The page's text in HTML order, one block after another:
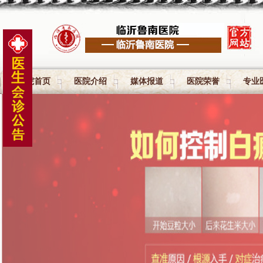
医院首页 医院介绍 媒体报道 医院荣誉 专业